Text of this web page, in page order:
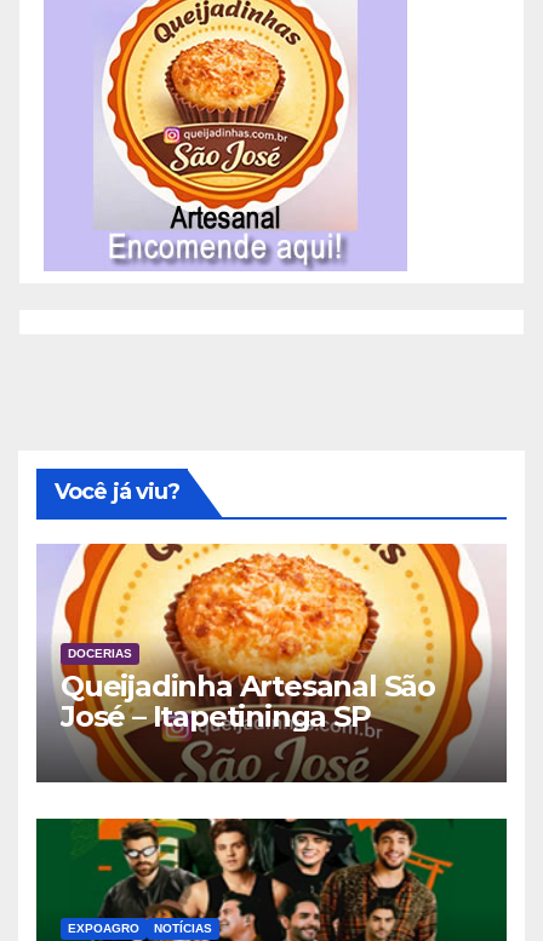
Você já viu?
DOCERIAS
Queijadinha Artesanal São
José – Itapetininga SP
EXPOAGRO NOTÍCIAS